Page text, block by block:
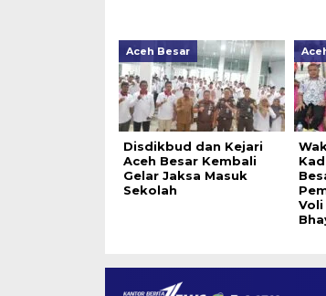
Aceh Besar
Disdikbud dan Kejari
Aceh Besar Kembali
Gelar Jaksa Masuk
Sekolah
Voli